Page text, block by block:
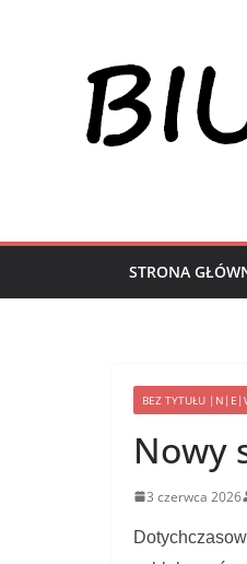
STRONA
BEZ TYTUŁU
Nowy
3 czerwca 2026